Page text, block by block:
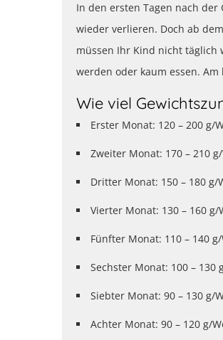
In den ersten Tagen nach
wieder verlieren. Doch ab
müssen Ihr Kind nicht täglich
werden oder kaum essen.
Wie viel
Erster Monat: 120 – 200 g/
Zweiter Monat: 170 – 210
Dritter Monat: 150 – 180 g/
Vierter Monat: 130 – 160 g/
Fünfter Monat: 110 – 140
Sechster Monat: 100 – 130
Siebter Monat: 90 – 130 g/
Achter Monat: 90 – 120 g/